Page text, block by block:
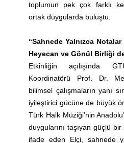
toplumun pek çok farklı
ortak duygularda buluştu.
“Sahnede Yalnızca
Heyecan ve Gönül Birliği
Etkinliğin açılışında
Koordinatörü Prof. Dr.
bilimsel çalışmaların yanı
iyileştirici gücüne de büyük
Türk Halk Müziği’nin
duygularını taşıyan güçlü
ifade eden Elçi, sahnede